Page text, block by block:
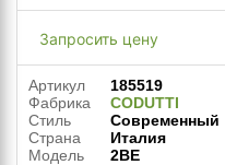
Запросить цену
Артикул
185519
Фабрика
CODUTTI
Стиль
Современный
Страна
Италия
Модель
2BE